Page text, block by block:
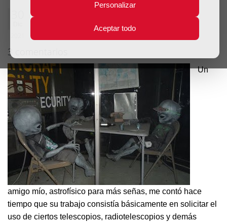
Personalizar
Aceptar todo
El fenómeno saturado y
saturante
3 comentarios
Un
amigo mío, astrofísico para más señas, me contó hace
tiempo que su trabajo consistía básicamente en solicitar el
uso de ciertos telescopios, radiotelescopios y demás